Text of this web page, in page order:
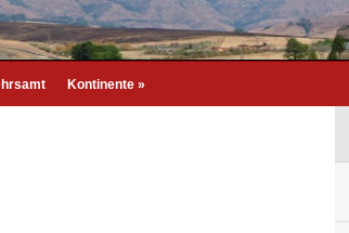
Kontinente »